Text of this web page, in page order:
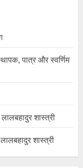
पात्र और स्वर्णिम
लालबहादुर शास्त्री
लालबहादुर शास्त्री